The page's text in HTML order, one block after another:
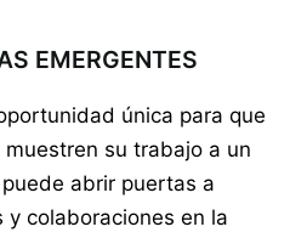
EMERGENTES
única para que
su trabajo a un
abrir puertas a
colaboraciones en la